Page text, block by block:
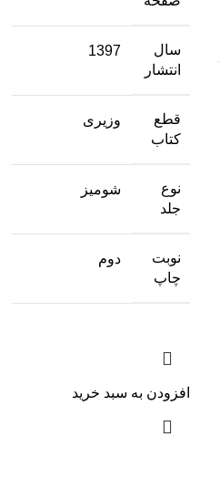
سال
انتشار
1397
قطع
کتاب
وزیری
نوع
جلد
شومیز
نوبت
چاپ
دوم
افزودن به سبد خرید